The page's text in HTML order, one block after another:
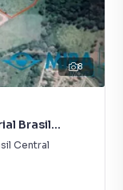
8
Brasil
Central